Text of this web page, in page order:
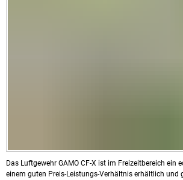
Das Luftgewehr GAMO CF-X ist im Freizeitbereich ein
einem guten Preis-Leistungs-Verhältnis erhältlich und